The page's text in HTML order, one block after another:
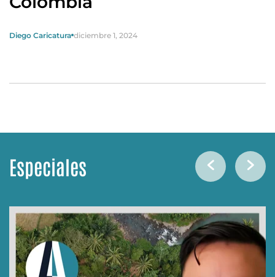
Diego Caricatura diciembre 1, 2024
Especiales